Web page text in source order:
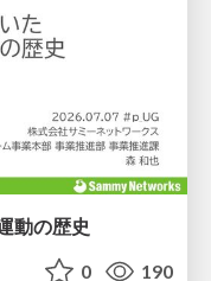
動の歴史
0 190